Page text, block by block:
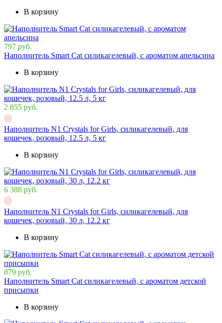
В корзину
797 руб.
Наполнитель Smart Cat cиликагелевый, с ароматом апельсина
В корзину
2 855 руб.
Наполнитель N1 Crystals for Girls, силикагелевый, для
кошечек, розовый, 12.5 л, 5 кг
В корзину
6 388 руб.
Наполнитель N1 Crystals for Girls, силикагелевый, для
кошечек, розовый, 30 л, 12.2 кг
В корзину
879 руб.
Наполнитель Smart Cat cиликагелевый, с ароматом детской
присыпки
В корзину